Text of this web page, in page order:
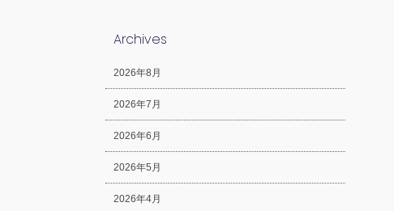
Archives
2026年8月
2026年7月
2026年6月
2026年5月
2026年4月